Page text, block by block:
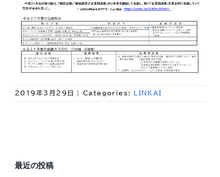
2019年3月29日 Categories: LINKAI
最近の投稿